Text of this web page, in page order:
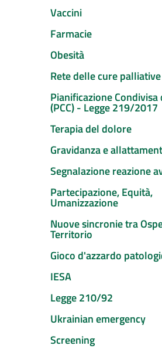
Vaccini
Farmacie
Obesità
Rete delle cure palliative
Pianificazione Condivisa
(PCC) - Legge 219/2017
Terapia del dolore
Gravidanza e
Segnalazione reazione
Partecipazione, Equità,
Umanizzazione
Nuove sincronie tra
Territorio
Gioco d'azzardo
IESA
Legge 210/92
Ukrainian emergency
Screening